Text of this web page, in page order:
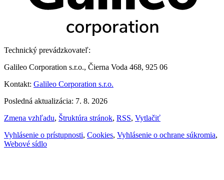
Technický prevádzkovateľ:
Galileo Corporation s.r.o., Čierna Voda 468, 925 06
Kontakt: Galileo Corporation s.r.o.
Posledná aktualizácia: 7. 8. 2026
Zmena vzhľadu, Štruktúra stránok, RSS, Vytlačiť
Vyhlásenie o prístupnosti, Cookies, Vyhlásenie o ochrane súkromia,
Webové sídlo